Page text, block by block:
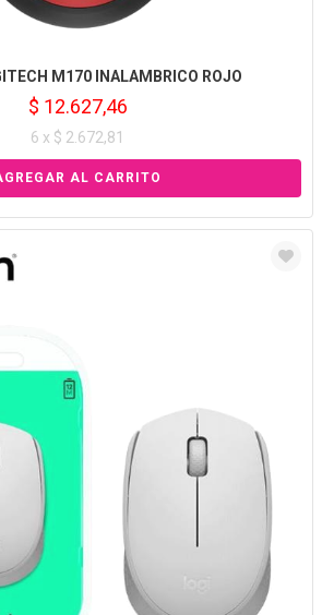
M170 INALAMBRICO ROJO
$ 12.627,46
6 x $ 2.672,81